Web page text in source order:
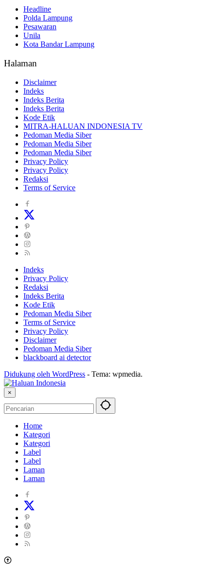
Headline
Polda Lampung
Pesawaran
Unila
Kota Bandar Lampung
Halaman
Disclaimer
Indeks
Indeks Berita
Indeks Berita
Kode Etik
MITRA-HALUAN INDONESIA TV
Pedoman Media Siber
Pedoman Media Siber
Pedoman Media Siber
Privacy Policy
Privacy Policy
Redaksi
Terms of Service
Indeks
Privacy Policy
Redaksi
Indeks Berita
Kode Etik
Pedoman Media Siber
Terms of Service
Privacy Policy
Disclaimer
Pedoman Media Siber
blackboard ai detector
Didukung oleh WordPress - Tema: wpmedia.
×
Home
Kategori
Kategori
Label
Label
Laman
Laman